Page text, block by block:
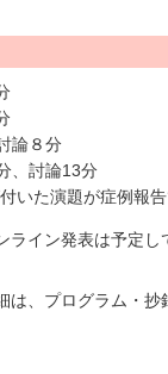
論８分
、討論13分
いた演題が症例報告
ライン発表は予定
は、プログラム・抄